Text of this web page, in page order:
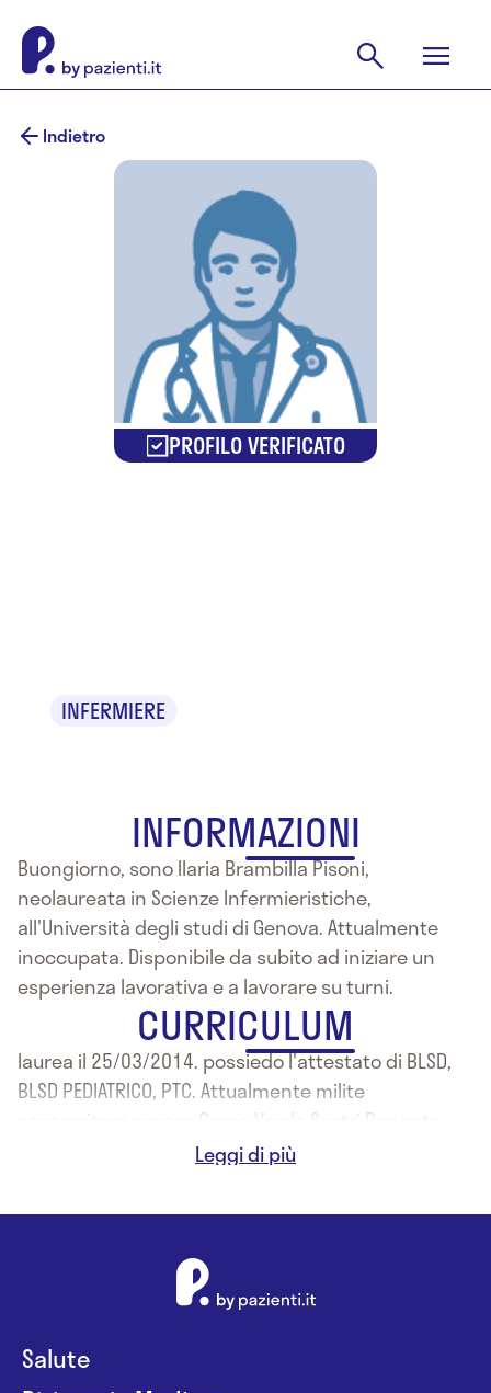
Indietro
PROFILO VERIFICATO
INFERMIERE
INFORMAZIONI
Buongiorno, sono Ilaria Brambilla Pisoni,
neolaureata in Scienze Infermieristiche,
all'Università degli studi di Genova. Attualmente
inoccupata. Disponibile da subito ad iniziare un
esperienza lavorativa e a lavorare su turni.
CURRICULUM
laurea il 25/03/2014. possiedo l'attestato di BLSD,
BLSD PEDIATRICO, PTC. Attualmente milite
soccorritore presso Croce Verde Sestri Ponente.
Precedenti esperienze di volontariato.
Salute